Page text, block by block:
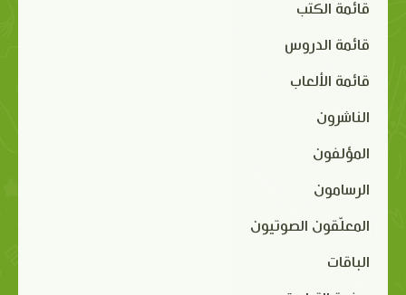
قائمة الكتب
قائمة الدروس
قائمة الألعاب
الناشرون
المؤلفون
الرسامون
المعلّقون الصوتيون
الباقات